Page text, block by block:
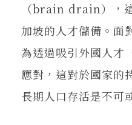
（brain drain），
加坡的人才儲備。面
為透過吸引外國人
應對，這對於國家的
長期人口存活是不可